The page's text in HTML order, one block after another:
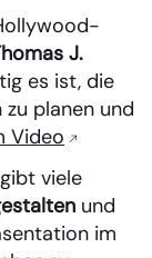
J.
es ist, die
planen und
Video
viele
und
im